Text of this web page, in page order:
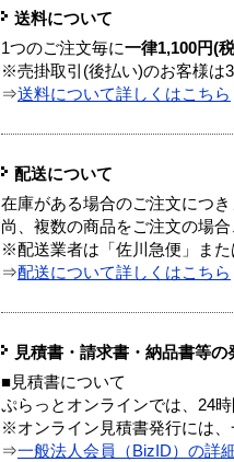
送料について
1つのご注文毎に一律1,100円(
※売掛取引(後払い)のお客様は
⇒送料について詳しくはこちら
配送について
在庫がある場合のご注文につ
尚、複数の商品をご注文の場
※配送業者は「佐川急便」ま
⇒配送について詳しくはこちら
見積書・請求書・納品書等の
■見積書について
ぷらっとオンラインでは、24
※オンライン見積書発行には、
⇒一般法人会員（BizID）の詳